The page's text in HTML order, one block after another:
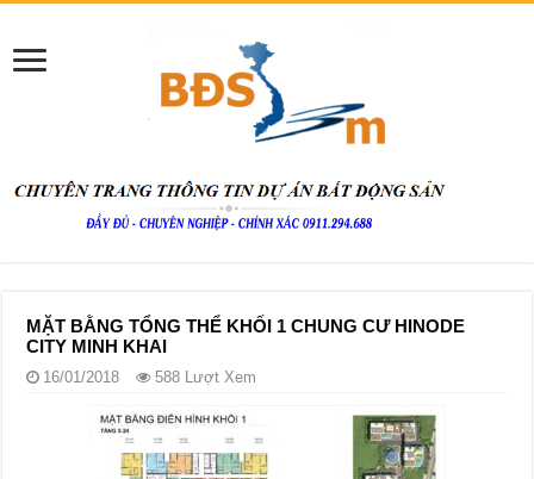
MẶT BẰNG TỔNG THỂ KHỐI 1 CHUNG CƯ HINODE
CITY MINH KHAI
16/01/2018 588 Lượt Xem